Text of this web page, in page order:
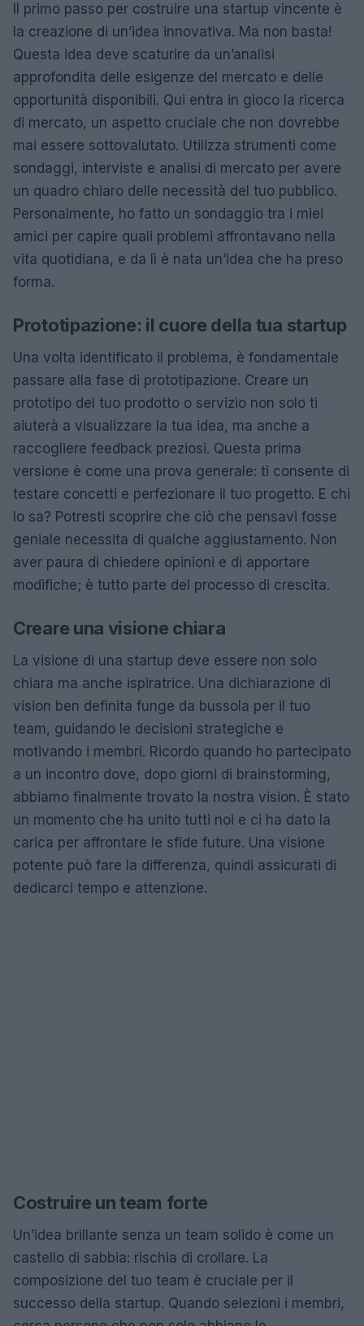
Il primo passo per costruire una startup vincente è
la creazione di un’idea innovativa. Ma non basta!
Questa idea deve scaturire da un’analisi
approfondita delle esigenze del mercato e delle
opportunità disponibili. Qui entra in gioco la ricerca
di mercato, un aspetto cruciale che non dovrebbe
mai essere sottovalutato. Utilizza strumenti come
sondaggi, interviste e analisi di mercato per avere
un quadro chiaro delle necessità del tuo pubblico.
Personalmente, ho fatto un sondaggio tra i miei
amici per capire quali problemi affrontavano nella
vita quotidiana, e da lì è nata un’idea che ha preso
forma.
Prototipazione: il cuore della tua startup
Una volta identificato il problema, è fondamentale
passare alla fase di prototipazione. Creare un
prototipo del tuo prodotto o servizio non solo ti
aiuterà a visualizzare la tua idea, ma anche a
raccogliere feedback preziosi. Questa prima
versione è come una prova generale: ti consente di
testare concetti e perfezionare il tuo progetto. E chi
lo sa? Potresti scoprire che ciò che pensavi fosse
geniale necessita di qualche aggiustamento. Non
aver paura di chiedere opinioni e di apportare
modifiche; è tutto parte del processo di crescita.
Creare una visione chiara
La visione di una startup deve essere non solo
chiara ma anche ispiratrice. Una dichiarazione di
vision ben definita funge da bussola per il tuo
team, guidando le decisioni strategiche e
motivando i membri. Ricordo quando ho partecipato
a un incontro dove, dopo giorni di brainstorming,
abbiamo finalmente trovato la nostra vision. È stato
un momento che ha unito tutti noi e ci ha dato la
carica per affrontare le sfide future. Una visione
potente può fare la differenza, quindi assicurati di
dedicarci tempo e attenzione.
Costruire un team forte
Un’idea brillante senza un team solido è come un
castello di sabbia: rischia di crollare. La
composizione del tuo team è cruciale per il
successo della startup. Quando selezioni i membri,